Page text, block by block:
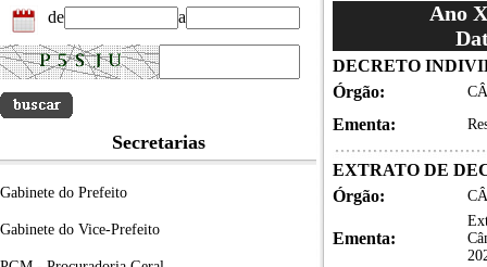
de a
Secretarias
Gabinete do Prefeito
Gabinete do Vice-Prefeito
Ano
DECRETO
Órgão:
Ementa:
EXTRATO DE
Órgão:
Ementa: